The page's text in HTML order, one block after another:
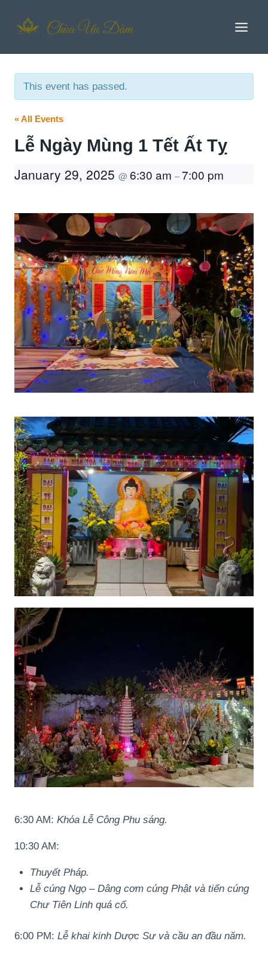
This event has passed.
« All Events
Lễ Ngày Mùng 1 Tết Ất Tỵ
January 29, 2025 @6:30 am –7:00 pm
6:30 AM: Khóa Lễ Công Phu sáng.
10:30 AM:
Thuyết Pháp.
Lễ cúng Ngọ – Dâng cơm cúng Phật và tiến cúng
Chư Tiên Linh quá cố.
6:00 PM: Lễ khai kinh Dược Sư và cầu an đầu năm.